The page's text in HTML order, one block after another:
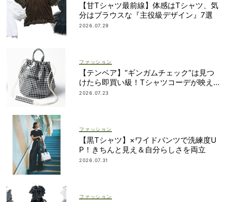
【甘Tシャツ最前線】体感はTシャツ、気
分はブラウスな『主役級デザイン』7選
2026.07.29
ファッション
【テンベア】“ギンガムチェック”は見つ
けたら即買い級！Tシャツコーデが映え
る「夏の相棒バッグ」3選
2026.07.23
ファッション
【黒Tシャツ】×ワイドパンツで洗練度U
P！きちんと見え＆自分らしさを両立
2026.07.31
ファッション